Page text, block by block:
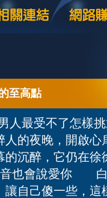
至高點
人最受不了怎樣
人的夜晚，開啟
的沉醉，它仍在
會說愛你 白天
讓自己傻一些，